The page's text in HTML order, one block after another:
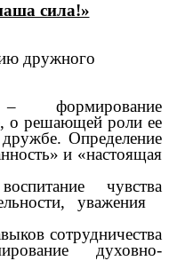
сила!»
дружного
о решающей роли ее
Определение
и «настоящая
чувства
уважения
сотрудничества
духовно-